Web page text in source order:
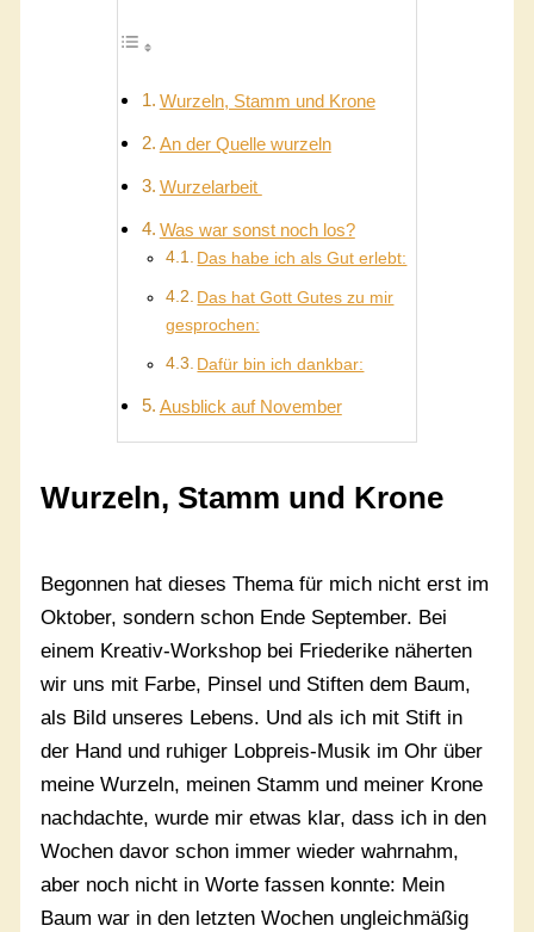
Wurzeln, Stamm und Krone
An der Quelle wurzeln
Wurzelarbeit
Was war sonst noch los?
Das habe ich als Gut erlebt:
Das hat Gott Gutes zu mir
gesprochen:
Dafür bin ich dankbar:
Ausblick auf November
Wurzeln, Stamm und Krone
Begonnen hat dieses Thema für mich nicht erst im
Oktober, sondern schon Ende September. Bei
einem Kreativ-Workshop bei Friederike näherten
wir uns mit Farbe, Pinsel und Stiften dem Baum,
als Bild unseres Lebens. Und als ich mit Stift in
der Hand und ruhiger Lobpreis-Musik im Ohr über
meine Wurzeln, meinen Stamm und meiner Krone
nachdachte, wurde mir etwas klar, dass ich in den
Wochen davor schon immer wieder wahrnahm,
aber noch nicht in Worte fassen konnte: Mein
Baum war in den letzten Wochen ungleichmäßig